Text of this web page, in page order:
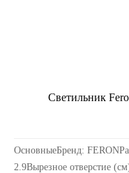
Светильник
ОсновныеБренд:
2.9Вырезное отверстие